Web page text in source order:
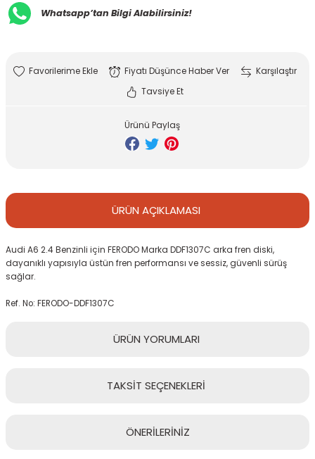
Whatsapp’tan Bilgi Alabilirsiniz!
Fiyatı Düşünce Haber Ver
Karşılaştır
Tavsiye Et
Ürünü Paylaş
ÜRÜN AÇIKLAMASI
Audi A6 2.4 Benzinli için FERODO Marka DDF1307C arka fren diski,
dayanıklı yapısıyla üstün fren performansı ve sessiz, güvenli sürüş
sağlar.
Ref. No: FERODO-DDF1307C
ÜRÜN YORUMLARI
TAKSİT SEÇENEKLERİ
ÖNERİLERİNİZ